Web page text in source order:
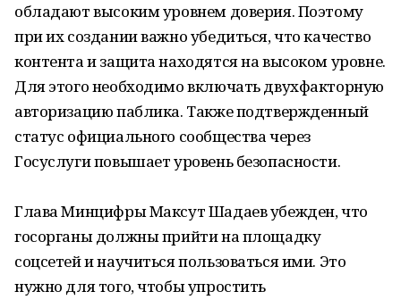
обладают высоким уровнем доверия. Поэтому
при их создании важно убедиться, что качество
контента и защита находятся на высоком уровне.
Для этого необходимо включать двухфакторную
авторизацию паблика. Также подтвержденный
статус официального сообщества через
Госуслуги повышает уровень безопасности.
Глава Минцифры Максут Шадаев убежден, что
госорганы должны прийти на площадку
соцсетей и научиться пользоваться ими. Это
нужно для того, чтобы упростить